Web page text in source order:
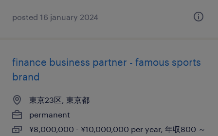
posted 16 january 2024
finance business partner - famous sports
brand
東京23区, 東京都
permanent
¥8,000,000 - ¥10,000,000 per year, 年収800 ～